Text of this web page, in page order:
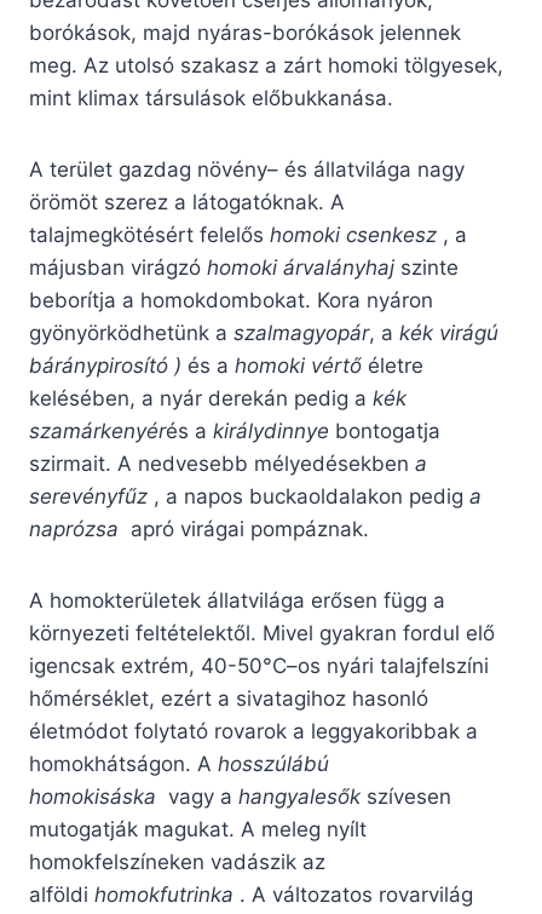
borókások, majd nyáras-borókások jelennek
meg. Az utolsó szakasz a zárt homoki tölgyesek,
mint klimax társulások előbukkanása.
A terület gazdag növény– és állatvilága nagy
örömöt szerez a látogatóknak. A
talajmegkötésért felelős homoki csenkesz , a
májusban virágzó homoki árvalányhaj szinte
beborítja a homokdombokat. Kora nyáron
gyönyörködhetünk a szalmagyopár, a kék virágú
báránypirosító ) és a homoki vértő életre
kelésében, a nyár derekán pedig a kék
szamárkenyérés a királydinnye bontogatja
szirmait. A nedvesebb mélyedésekben a
serevényfűz , a napos buckaoldalakon pedig a
naprózsa apró virágai pompáznak.
A homokterületek állatvilága erősen függ a
környezeti feltételektől. Mivel gyakran fordul elő
igencsak extrém, 40-50°C–os nyári talajfelszíni
hőmérséklet, ezért a sivatagihoz hasonló
életmódot folytató rovarok a leggyakoribbak a
homokhátságon. A hosszúlábú
homokisáska vagy a hangyalesők szívesen
mutogatják magukat. A meleg nyílt
homokfelszíneken vadászik az
alföldi homokfutrinka . A változatos rovarvilág